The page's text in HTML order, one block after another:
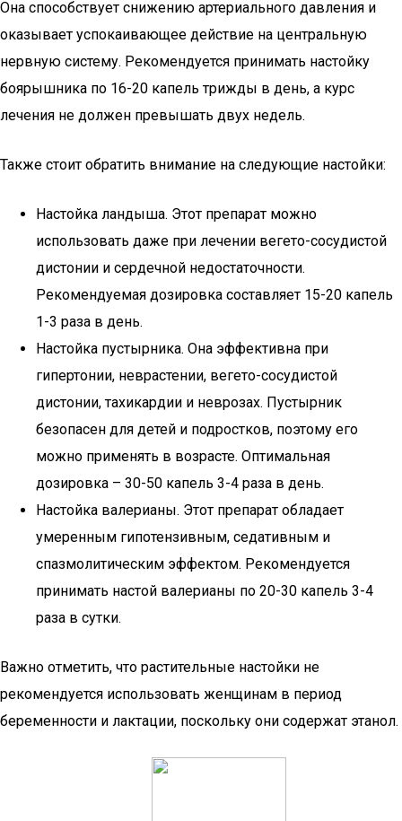
Она способствует снижению артериального давления и
оказывает успокаивающее действие на центральную
нервную систему. Рекомендуется принимать настойку
боярышника по 16-20 капель трижды в день, а курс
лечения не должен превышать двух недель.
Также стоит обратить внимание на следующие настойки:
Настойка ландыша. Этот препарат можно
использовать даже при лечении вегето-сосудистой
дистонии и сердечной недостаточности.
Рекомендуемая дозировка составляет 15-20 капель
1-3 раза в день.
Настойка пустырника. Она эффективна при
гипертонии, неврастении, вегето-сосудистой
дистонии, тахикардии и неврозах. Пустырник
безопасен для детей и подростков, поэтому его
можно применять в возрасте. Оптимальная
дозировка – 30-50 капель 3-4 раза в день.
Настойка валерианы. Этот препарат обладает
умеренным гипотензивным, седативным и
спазмолитическим эффектом. Рекомендуется
принимать настой валерианы по 20-30 капель 3-4
раза в сутки.
Важно отметить, что растительные настойки не
рекомендуется использовать женщинам в период
беременности и лактации, поскольку они содержат этанол.